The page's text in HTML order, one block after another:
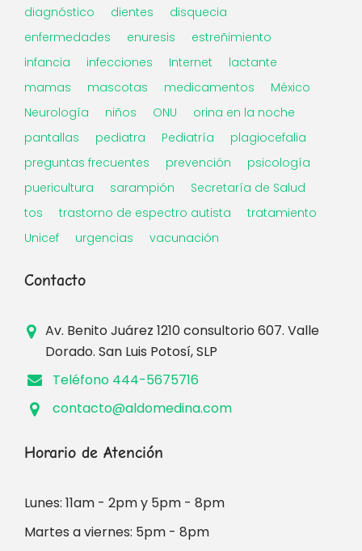
diagnóstico
dientes
disquecia
enfermedades
enuresis
estreñimiento
infancia
infecciones Internet
lactante
mamas
mascotas medicamentos
México
Neurología
niños ONU
orina en la noche
pantallas
pediatra Pediatría
plagiocefalia
preguntas frecuentes
prevención
psicología
puericultura
sarampión
Secretaría de Salud
tos
trastorno de espectro autista
tratamiento
Unicef
urgencias vacunación
Contacto
Av. Benito Juárez 1210 consultorio 607. Valle
Dorado. San Luis Potosí, SLP
Teléfono 444-5675716
contacto@aldomedina.com
Horario de Atención
Lunes: 11am - 2pm y 5pm - 8pm
Martes a viernes: 5pm - 8pm